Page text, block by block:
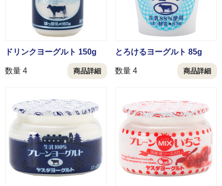
ショッピングガイド
のし・梱包
よくある質問
特定商取引法に基づく表記
プライバシーポリシー
お問い合わせ
ドリンクヨーグルト 150g
数量 4 商品詳細
とろけるヨーグルト 85g
数量 4 商品詳細